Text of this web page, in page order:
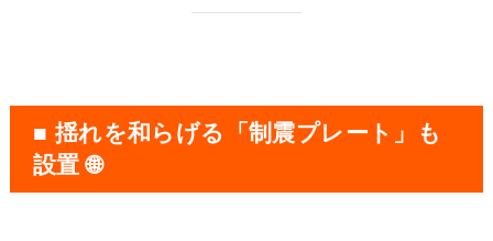
■ 揺れを和らげる「制震プレート」も
設置 🌐